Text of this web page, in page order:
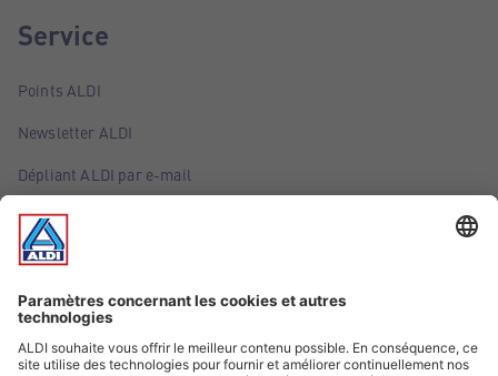
Service
Points ALDI
Newsletter ALDI
Dépliant ALDI par e-mail
Offres
Infos essentielles
Suivez ALDI Belgique